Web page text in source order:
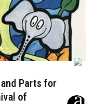
and Parts for
of